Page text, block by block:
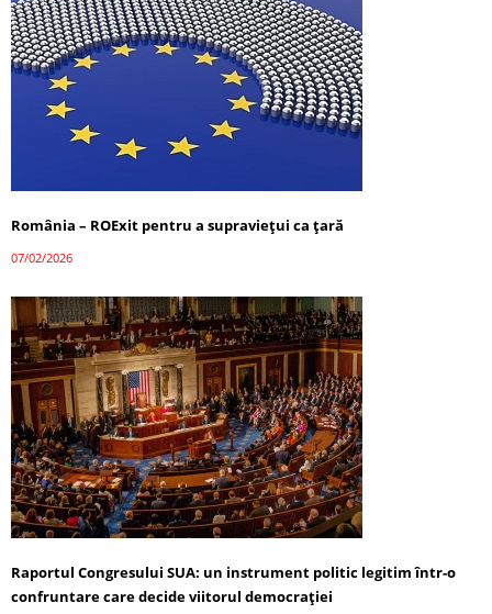
România – ROExit pentru a supraviețui ca țară
07/02/2026
Raportul Congresului SUA: un instrument politic legitim într-o
confruntare care decide viitorul democrației